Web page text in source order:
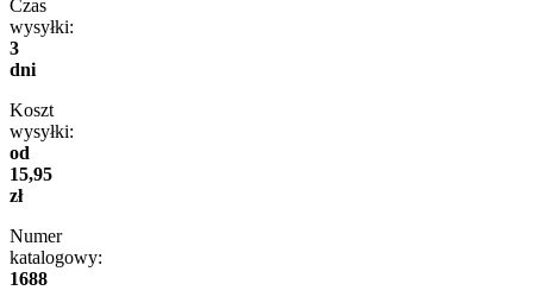
Czas
wysyłki:
3
dni
Koszt
wysyłki:
od
15,95
zł
Numer
katalogowy:
1688